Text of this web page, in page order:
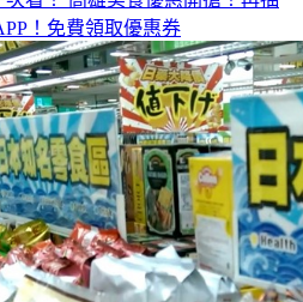
！免費領取優惠券